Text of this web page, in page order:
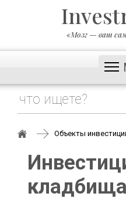
«Мозг — ваш
Объекты
кладбища